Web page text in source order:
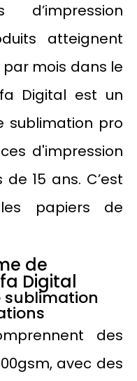
atteignent
par mois dans le
Digital est un
sublimation pro
d'impression
15 ans. C’est
papiers de
de
Digital
sublimation
des
avec des